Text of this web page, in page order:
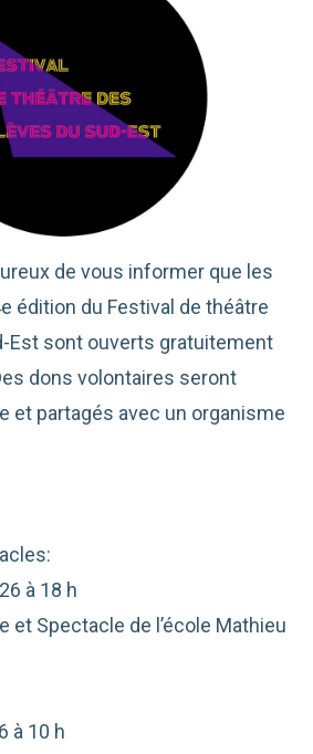
de vous informer que les
édition du Festival de théâtre
Est sont ouverts gratuitement
dons volontaires seront
et partagés avec un organisme
à 18 h
et Spectacle de l’école Mathieu
à 10 h